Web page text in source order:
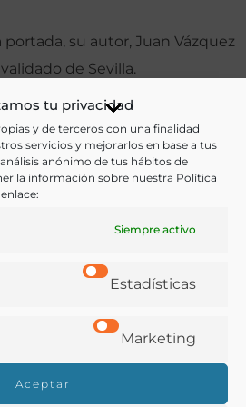
tu privacidad
y de terceros con una finalidad
servicios y mejorarlos en base a tus
anónimo de tus hábitos de
la información sobre nuestra Política
Siempre activo
Estadísticas
Marketing
Aceptar
su autor, Juan Vázquez
de Sevilla.
materias:
palabras clave:
Medicina